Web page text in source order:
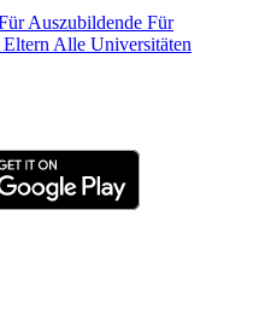
Auszubildende Für
Alle Universitäten